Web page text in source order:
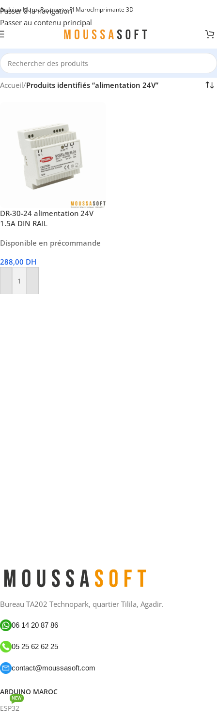
Passer à la navigation
Passer au contenu principal
Arduino MarocRaspberry PI MarocImprimante 3D
Accueil/Produits identifiés “alimentation 24V”
DR-30-24 alimentation 24V
1.5A DIN RAIL
Disponible en précommande
288,00 DH
Ajouter Au Panier
Bureau TA202 Technopark, quartier Tilila, Agadir.
06 14 20 87 86
05 25 62 62 25
contact@moussasoft.com
ARDUINO MAROC
ESP32
NEW